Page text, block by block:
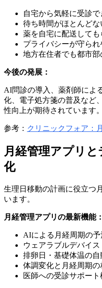
自宅から気軽に受診で
待ち時間がほとんどな
薬を自宅に配送しても
プライバシーが守られ
地方在住者でも都市
今後の発展：
AI問診の導入、薬剤師によ
化、電子処方箋の普及など
性向上が期待されています。
参考： クリニックフォア：
月経管理アプリ
化
生理日移動の計画に役立つ
います。
月経管理アプリの最新機能：
AIによる月経周期の予
ウェアラブルデバイ
排卵日・基礎体温の自
体調変化と月経周期の
医師への受診サポート